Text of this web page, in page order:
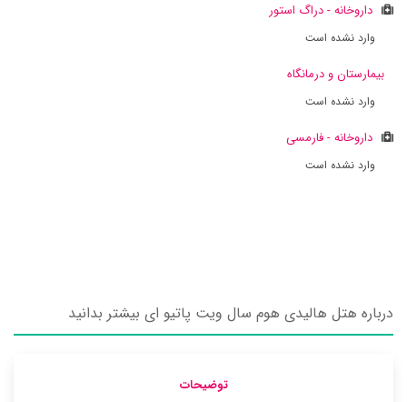
داروخانه - دراگ استور
وارد نشده است
بیمارستان و درمانگاه
وارد نشده است
داروخانه - فارمسی
وارد نشده است
درباره هتل هالیدی هوم سال ویت پاتیو ای بیشتر بدانید
توضیحات